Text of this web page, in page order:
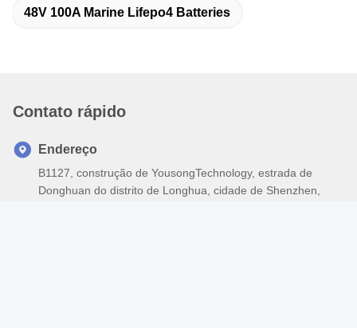
48V 100A Marine Lifepo4 Batteries
Contato rápido
Endereço
B1127, construção de YousongTechnology, estrada de
Donghuan do distrito de Longhua, cidade de Shenzhen,